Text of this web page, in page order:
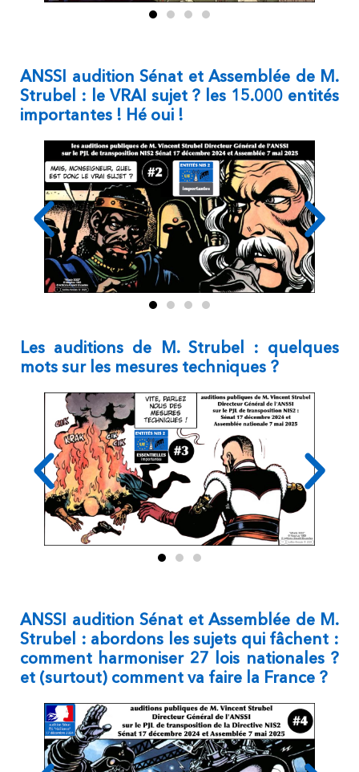
ANSSI audition Sénat et Assemblée de M.
Strubel : le VRAI sujet ? les 15.000 entités
importantes ! Hé oui !
Les auditions de M. Strubel : quelques
mots sur les mesures techniques ?
ANSSI audition Sénat et Assemblée de M.
Strubel : abordons les sujets qui fâchent :
comment harmoniser 27 lois nationales ?
et (surtout) comment va faire la France ?